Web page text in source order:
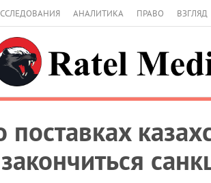
АНАЛИТИКА ПРАВО ВЗГЛЯД